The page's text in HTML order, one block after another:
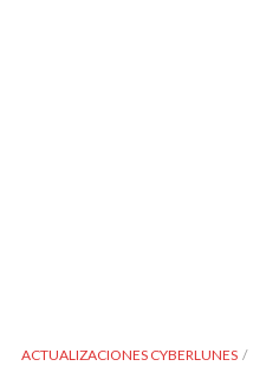
ACTUALIZACIONES CYBERLUNES